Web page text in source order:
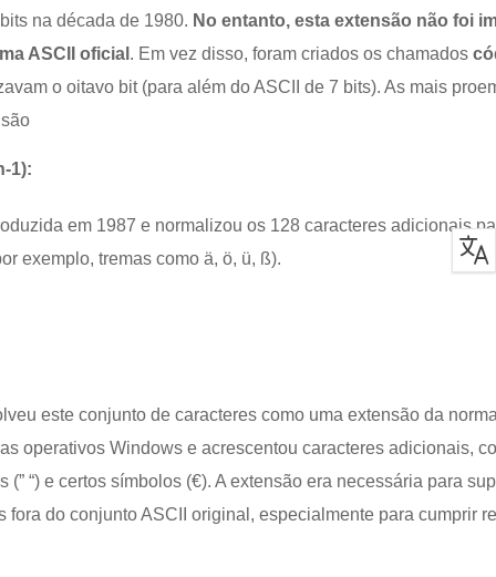
na década de 1980. No entanto, esta extensão não foi
ASCII oficial . Em vez disso, foram criados os chamados
o oitavo bit (para além do ASCII de 7 bits). As mais
1):
em 1987 e normalizou os 128 caracteres adicionais
exemplo, tremas como ä, ö, ü, ß).
este conjunto de caracteres como uma extensão da
operativos Windows e acrescentou caracteres adicionais,
(” “) e certos símbolos (€). A extensão era necessária para
fora do conjunto ASCII original, especialmente para cumprir